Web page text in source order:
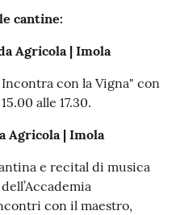
cantine:
Agricola | Imola
Incontra con la Vigna" con
alle 17.30.
Agricola | Imola
e recital di musica
con il maestro,